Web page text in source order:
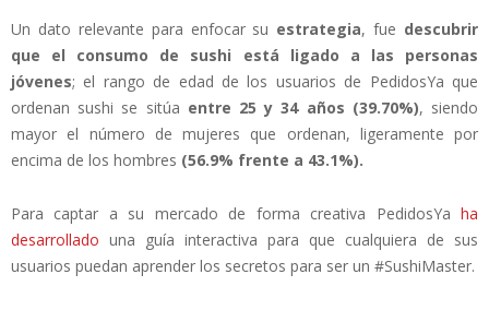
Un dato relevante para enfocar su estrategia, fue descubrir
que el consumo de sushi está ligado a las personas
jóvenes; el rango de edad de los usuarios de PedidosYa que
ordenan sushi se sitúa entre 25 y 34 años (39.70%), siendo
mayor el número de mujeres que ordenan, ligeramente por
encima de los hombres (56.9% frente a 43.1%).
Para captar a su mercado de forma creativa PedidosYa ha
desarrollado una guía interactiva para que cualquiera de sus
usuarios puedan aprender los secretos para ser un #SushiMaster.